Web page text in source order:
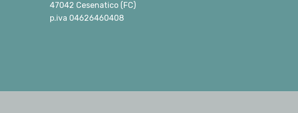
47042 Cesenatico (FC)
p.iva 04626460408